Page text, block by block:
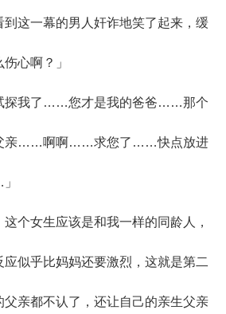
这一幕的男人奸诈地笑了起来，缓
心啊？」
我了……您才是我的爸爸……那个
亲……啊啊……求您了……快点放进
女生应该是和我一样的同龄人，
似乎比妈妈还要激烈，这就是第二
父亲都不认了，还让自己的亲生父亲